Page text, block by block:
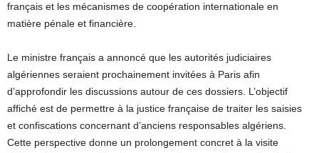
français et les mécanismes de coopération internationale en
matière pénale et financière.
Le ministre français a annoncé que les autorités judiciaires
algériennes seraient prochainement invitées à Paris afin
d’approfondir les discussions autour de ces dossiers. L’objectif
affiché est de permettre à la justice française de traiter les saisies
et confiscations concernant d’anciens responsables algériens.
Cette perspective donne un prolongement concret à la visite